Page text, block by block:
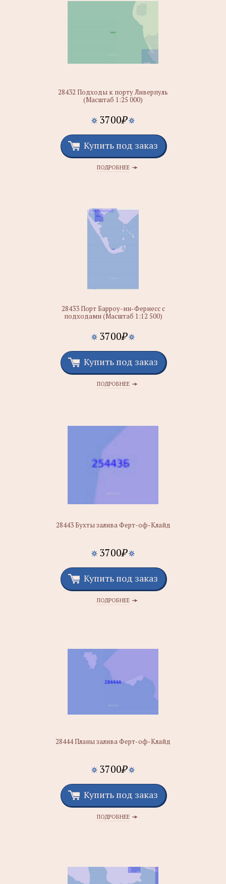
28432 Подходы к порту Ливерпуль
(Масштаб 1:25 000)
3700₽
Купить под заказ
ПОДРОБНЕЕ
28433 Порт Барроу-ин-Фернесс с
подходами (Масштаб 1:12 500)
3700₽
Купить под заказ
ПОДРОБНЕЕ
28443 Бухты залива Ферт-оф-Клайд
3700₽
Купить под заказ
ПОДРОБНЕЕ
28444 Планы залива Ферт-оф-Клайд
3700₽
Купить под заказ
ПОДРОБНЕЕ